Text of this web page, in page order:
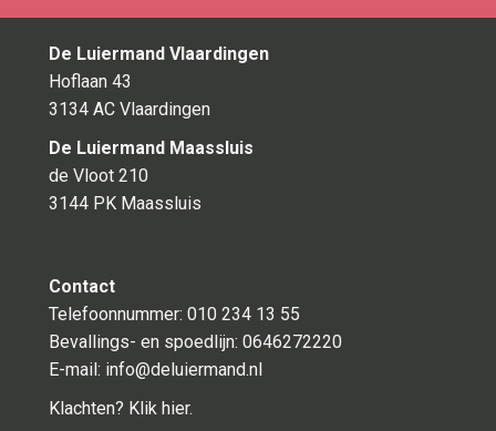
De Luiermand Vlaardingen
Hoflaan 43
3134 AC Vlaardingen
De Luiermand Maassluis
de Vloot 210
3144 PK Maassluis
Contact
Telefoonnummer: 010 234 13 55
Bevallings- en spoedlijn: 0646272220
E-mail: info@deluiermand.nl
Klachten? Klik hier.